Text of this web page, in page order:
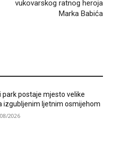
vukovarskog ratnog heroja
Marka Babića
park postaje mjesto velike
izgubljenim ljetnim osmijehom
2026